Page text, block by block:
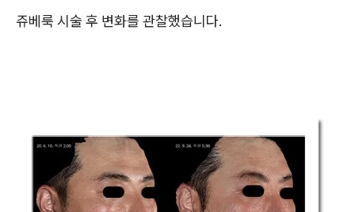
쥬베룩 시술 후 변화를 관찰했습니다.